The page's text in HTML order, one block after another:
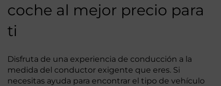
coche al mejor precio para
ti
Disfruta de una experiencia de conducción a la
medida del conductor exigente que eres. Si
necesitas ayuda para encontrar el tipo de vehículo